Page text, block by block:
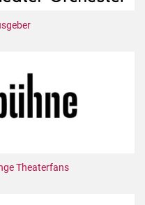
Theaterfans